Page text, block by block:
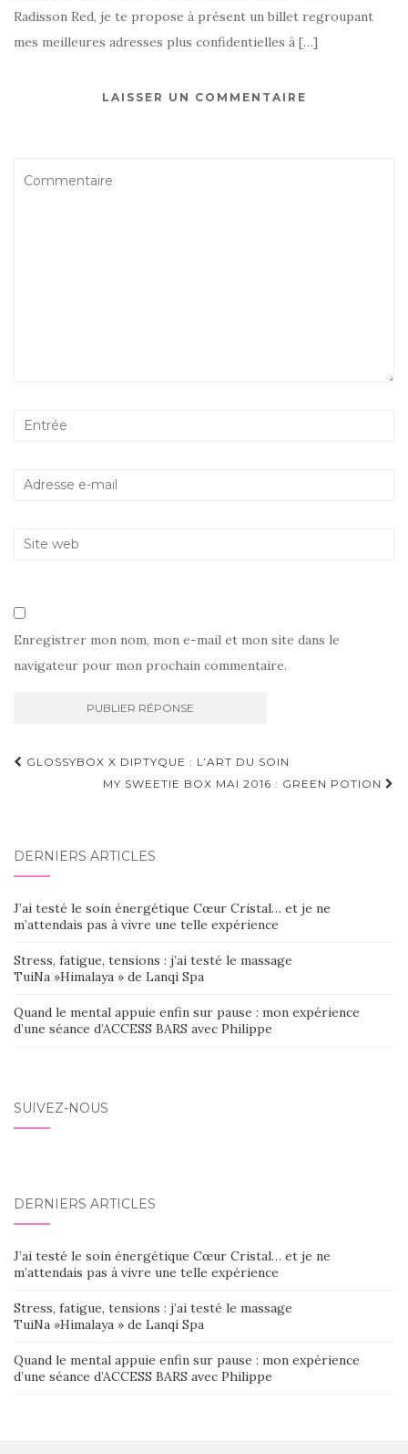
Radisson Red, je te propose à présent un billet regroupant
mes meilleures adresses plus confidentielles à […]
LAISSER UN COMMENTAIRE
Enregistrer mon nom, mon e-mail et mon site dans le
navigateur pour mon prochain commentaire.
Navigation
d'article
GLOSSYBOX X DIPTYQUE : L’ART DU SOIN
MY SWEETIE BOX MAI 2016 : GREEN POTION
DERNIERS ARTICLES
J’ai testé le soin énergétique Cœur Cristal… et je ne
m’attendais pas à vivre une telle expérience
Stress, fatigue, tensions : j’ai testé le massage
TuiNa »Himalaya » de Lanqi Spa
Quand le mental appuie enfin sur pause : mon expérience
d’une séance d’ACCESS BARS avec Philippe
SUIVEZ-NOUS
DERNIERS ARTICLES
J’ai testé le soin énergétique Cœur Cristal… et je ne
m’attendais pas à vivre une telle expérience
Stress, fatigue, tensions : j’ai testé le massage
TuiNa »Himalaya » de Lanqi Spa
Quand le mental appuie enfin sur pause : mon expérience
d’une séance d’ACCESS BARS avec Philippe